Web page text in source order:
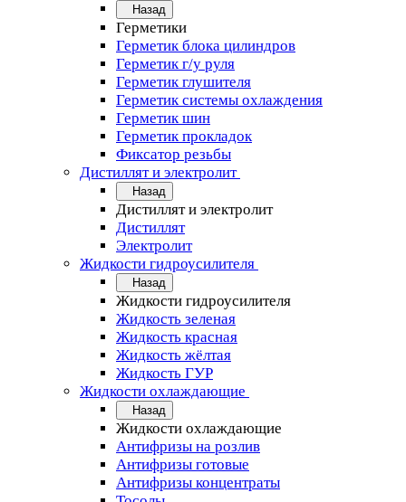
Назад
Герметики
Герметик блока цилиндров
Герметик г/у руля
Герметик глушителя
Герметик системы охлаждения
Герметик шин
Герметик прокладок
Фиксатор резьбы
Дистиллят и электролит
Назад
Дистиллят и электролит
Дистиллят
Электролит
Жидкости гидроусилителя
Назад
Жидкости гидроусилителя
Жидкость зеленая
Жидкость красная
Жидкость жёлтая
Жидкость ГУР
Жидкости охлаждающие
Назад
Жидкости охлаждающие
Антифризы на розлив
Антифризы готовые
Антифризы концентраты